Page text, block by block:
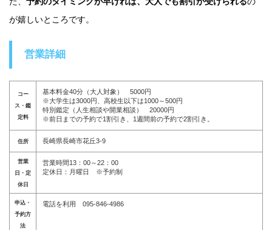
が嬉しいところです。
営業詳細
コー
ス・鑑
定料
基本料金40分（大人対象） 5000円
※大学生は3000円、高校生以下は1000～500円
特別鑑定（人生相談や開業相談） 20000円
※前日までの予約で1割引き、1週間前の予約で2割引き。
住所 長崎県長崎市花丘3-9
営業
日・定
休日
営業時間13：00～22：00
定休日：月曜日 ※予約制
申込・
予約方
法
電話を利用 095-846-4986